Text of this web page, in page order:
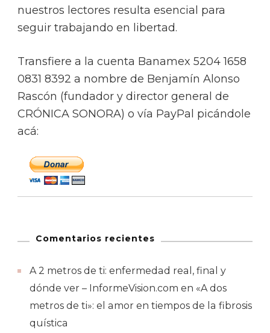
nuestros lectores resulta esencial para
seguir trabajando en libertad.
Transfiere a la cuenta Banamex 5204 1658
0831 8392 a nombre de Benjamín Alonso
Rascón (fundador y director general de
CRÓNICA SONORA) o vía PayPal picándole
acá:
Comentarios recientes
A 2 metros de ti: enfermedad real, final y
dónde ver – InformeVision.com en «A dos
metros de ti»: el amor en tiempos de la fibrosis
quística